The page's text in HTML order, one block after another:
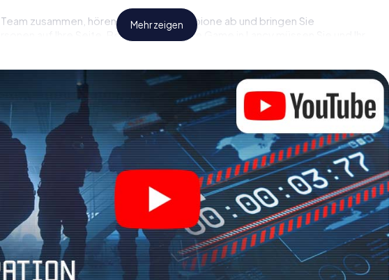
zusammen, hören Sie feindliche Spione ab und bringen Sie
auf Ihre Seite. Bei diesem Escape Game in Lancy müssen Sie und Ihr
von Lancy und erhalten Zugang zu Ihrer ganz persönlichen Bildergalerie. Das
Game macht Lancy zu Ihrem ganz persönlichen Erlebnisspielplatz. Holen
in die Welt der Spionage und Geheimagenten und verwandeln Sie Lancy in
Room!
Mehr zeigen